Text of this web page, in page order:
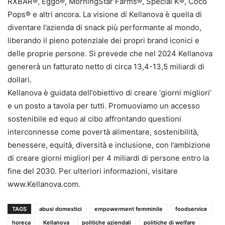
Pops® e altri ancora. La visione di Kellanova è quella di
diventare l’azienda di snack più performante al mondo,
liberando il pieno potenziale dei propri brand iconici e
delle proprie persone. Si prevede che nel 2024 Kellanova
genererà un fatturato netto di circa 13,4-13,5 miliardi di
dollari.
Kellanova è guidata dell’obiettivo di creare ‘giorni migliori’
e un posto a tavola per tutti. Promuoviamo un accesso
sostenibile ed equo al cibo affrontando questioni
interconnesse come povertà alimentare, sostenibilità,
benessere, equità, diversità e inclusione, con l’ambizione
di creare giorni migliori per 4 miliardi di persone entro la
fine del 2030. Per ulteriori informazioni, visitare
www.Kellanova.com.
TAGS abusi domestici empowerment femminile
foodservice
horeca
Kellanova politiche aziendali politiche di welfare